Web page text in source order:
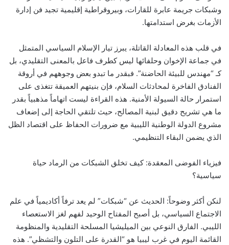
وشبكات جريمة عابرة للقارات، وبيروقراطية إقليمية تجيد فن إدارة
الأزمات بغرض استدامتها.
في قلب هذه المعادلة القاتلة، يبرز تيار الإسلام السياسي المتمثل
في جماعة الإخوان وحلفائها ليس كطرف فاعل بالمعنى التقليدي، بل
كـ “مهندس للبيئة الحاضنة”. فبقدر ما تبدو بعض وجوههم في أروقة
الفنادق الفاخرة لمحادثات السلام، فإن بنيتهم العميقة تتغذى على
استمرار حالة السيولة الأمنية. هذه القراءة ليست اتهاماً مذهبياً بقدر
ما هي تشريح دقيق لبنية المصالح، حيث تلتقي الحاجة إلى إضعاف
مشروع الدولة الوطنية الليبية مع ضرورات الحفاظ على اقتصاد الظل
الذي يضمن البقاء التنظيمي.
فيزياء الفوضى المعقدة: كيف تخلق الشبكات من الرماد حياة
سياسية؟
لنكن أكثر وضوحاً: الحديث عن “شبكات” لم يعد ترفاً أكاديمياً في علم
الاجتماع السياسي، بل أصبح المفتاح الوحيد لفهم لغز الاستعصاء
الليبي. الفارق النوعي بين الميليشيا المسلحة التقليدية والمنظومة
القائمة اليوم في غرب ليبيا هو “القدرة على التلون والتشظي”. هذه